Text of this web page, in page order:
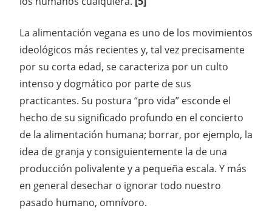
La alimentación vegana es uno de los movimientos
ideológicos más recientes y, tal vez precisamente
por su corta edad, se caracteriza por un culto
intenso y dogmático por parte de sus
practicantes. Su postura “pro vida” esconde el
hecho de su significado profundo en el concierto
de la alimentación humana; borrar, por ejemplo, la
idea de granja y consiguientemente la de una
producción polivalente y a pequeña escala. Y más
en general desechar o ignorar todo nuestro
pasado humano, omnívoro.